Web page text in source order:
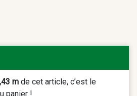
m de cet article, c’est le
panier !